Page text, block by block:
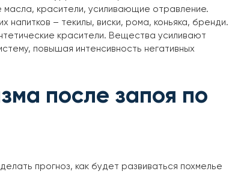
красители, усиливающие отравление.
напитков – текилы, виски, рома, коньяка, бренди.
красители. Вещества усиливают
повышая интенсивность негативных
после запоя по
прогноз, как будет развиваться похмелье